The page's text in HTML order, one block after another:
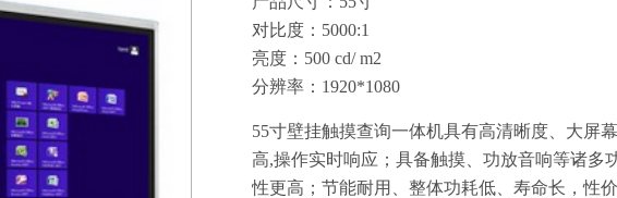
对比度：5000:1
亮度：500 cd/ m2
分辨率：1920*1080
55寸壁挂触摸查询一体机具有高清晰度、大屏
高,操作实时响应；具备触摸、功放音响等诸多
性更高；节能耐用、整体功耗低、寿命长，性价